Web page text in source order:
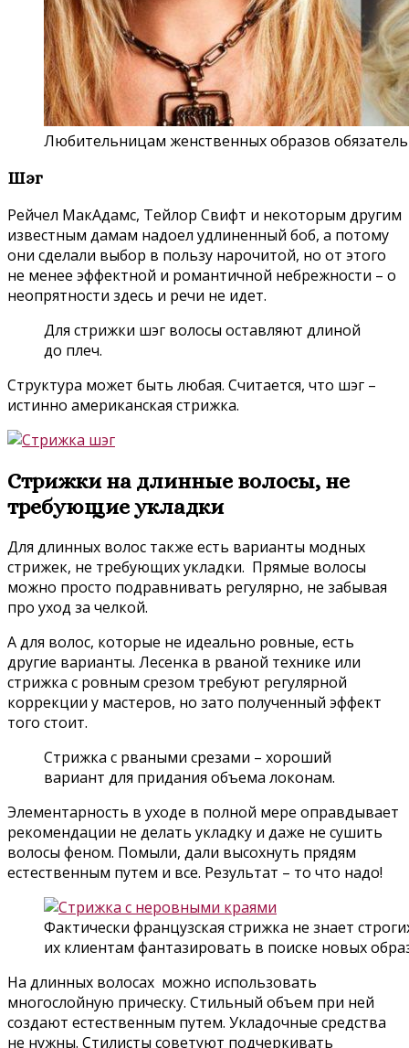
Любительницам женственных образов
Шэг
Рейчел МакАдамс, Тейлор Свифт и некоторым другим
известным дамам надоел удлиненный боб, а потому
они сделали выбор в пользу нарочитой, но от этого
не менее эффектной и романтичной небрежности – о
неопрятности здесь и речи не идет.
Для стрижки шэг волосы оставляют длиной
до плеч.
Структура может быть любая. Считается, что шэг –
истинно американская стрижка.
Стрижки на длинные волосы, не
требующие укладки
Для длинных волос также есть варианты модных
стрижек, не требующих укладки. Прямые волосы
можно просто подравнивать регулярно, не забывая
про уход за челкой.
А для волос, которые не идеально ровные, есть
другие варианты. Лесенка в рваной технике или
стрижка с ровным срезом требуют регулярной
коррекции у мастеров, но зато полученный эффект
того стоит.
Стрижка с рваными срезами – хороший
вариант для придания объема локонам.
Элементарность в уходе в полной мере оправдывает
рекомендации не делать укладку и даже не сушить
волосы феном. Помыли, дали высохнуть прядям
естественным путем и все. Результат – то что надо!
Фактически французская стрижка не знает
их клиентам фантазировать в поиске новых
На длинных волосах можно использовать
многослойную прическу. Стильный объем при ней
создают естественным путем. Укладочные средства
не нужны. Стилисты советуют подчеркивать